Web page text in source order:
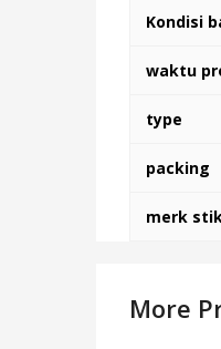
Kondisi
waktu
type
packing
merk
More